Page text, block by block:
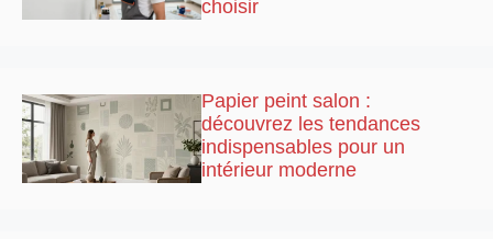
choisir
Papier peint salon :
découvrez les tendances
indispensables pour un
intérieur moderne